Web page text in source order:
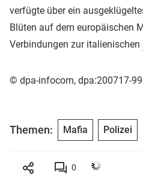
verfügte über ein
Blüten auf dem europäischen
Verbindungen zur italienischen
© dpa-infocom, dpa:200717-
Themen: Mafia Polizei
0